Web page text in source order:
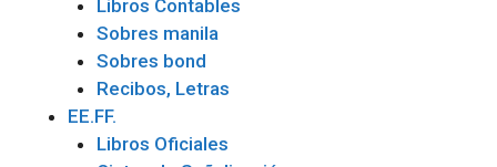
Libros Contables
Sobres manila
Sobres bond
Recibos, Letras
EE.FF.
Libros Oficiales